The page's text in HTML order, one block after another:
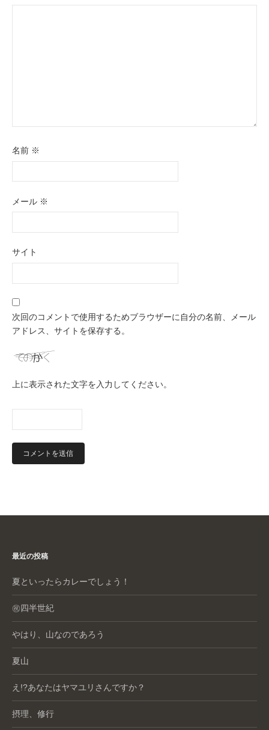
名前 ※
メール ※
サイト
次回のコメントで使用するためブラウザーに自分の名前、メール
アドレス、サイトを保存する。
上に表示された文字を入力してください。
最近の投稿
夏といったらカレーでしょう！
㊗️四半世紀
やはり、山なのであろう
夏山
え!?あなたはヤマユリさんですか？
摂理、修行